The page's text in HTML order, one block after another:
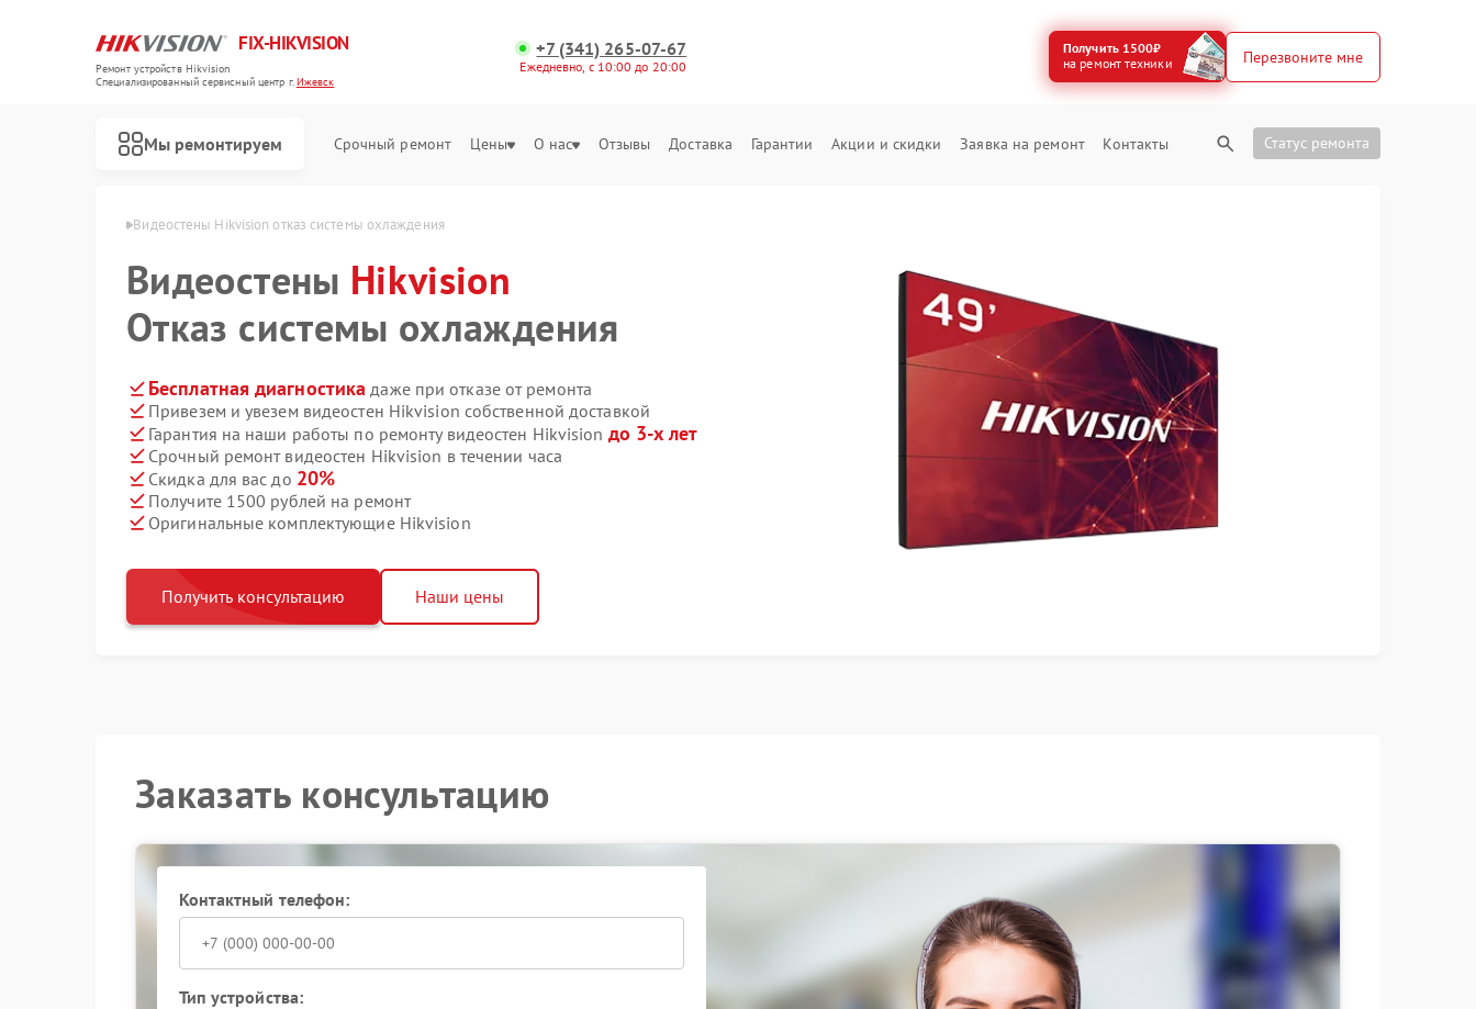
FIX-HIKVISION
Ремонт устройств Hikvision
Специализированный cервисный центр г.Ижевск
+7 (341) 265-07-67
Ежедневно, с 10:00 до 20:00
Получить 1500₽
на ремонт техники
Перезвоните мне
Мы ремонтируем Срочный ремонт Цены О нас Отзывы Доставка Гарантии Акции и скидки Заявка на ремонт Контакты Статус ремонта
в Ижевске Видеостены Hikvision отказ системы охлаждения
Видеостены Hikvision
Отказ системы охлаждения
Бесплатная диагностика даже при отказе от ремонта
Привезем и увезем видеостен Hikvision собственной доставкой
Гарантия на наши работы по ремонту видеостен Hikvision до 3-х лет
Срочный ремонт видеостен Hikvision в течении часа
Скидка для вас до 20%
Получите 1500 рублей на ремонт
Оригинальные комплектующие Hikvision
Получить консультацию Наши цены
Заказать консультацию
Контактный телефон:
Тип устройства: